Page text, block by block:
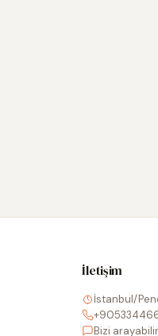
İletişim
İstanbul/
Bizi